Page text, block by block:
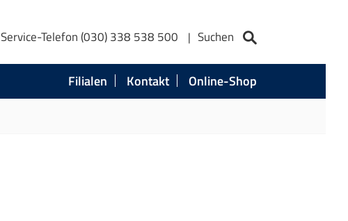
Service-Telefon (030) 338 538 500 Suchen
Filialen Kontakt
Online-Shop